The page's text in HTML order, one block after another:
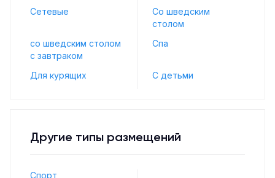
Сетевые
Со шведским
столом
со шведским столом
с завтраком
Спа
Для курящих С детьми
Другие типы размещений
Спорт